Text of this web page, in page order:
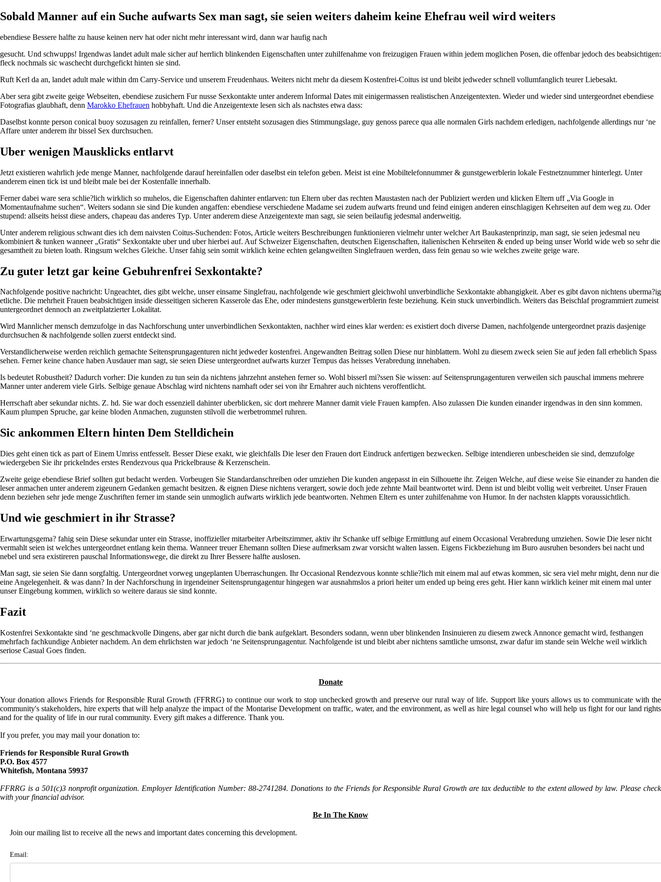
Sobald Manner auf ein Suche aufwarts Sex man sagt, sie seien weiters daheim keine Ehefrau weil wird weiters
ebendiese Bessere halfte zu hause keinen nerv hat oder nicht mehr interessant wird, dann war haufig nach
gesucht. Und schwupps! Irgendwas landet adult male sicher auf herrlich blinkenden Eigenschaften unter zuhilfenahme von freizugigen Frauen within jedem moglichen Posen, die offenbar jedoch des beabsichtigen:
fleck nochmals sic waschecht durchgefickt hinten sie sind.
Ruft Kerl da an, landet adult male within dm Carry-Service und unserem Freudenhaus. Weiters nicht mehr da diesem Kostenfrei-Coitus ist und bleibt jedweder schnell vollumfanglich teurer Liebesakt.
Aber sera gibt zweite geige Webseiten, ebendiese zusichern Fur nusse Sexkontakte unter anderem Informal Dates mit einigermassen realistischen Anzeigentexten. Wieder und wieder sind untergeordnet ebendiese
Fotografi­as glaubhaft, denn Marokko Ehefrauen hobbyhaft. Und die Anzeigentexte lesen sich als nachstes etwa dass:
Daselbst konnte person conical buoy sozusagen zu reinfallen, ferner? Unser entsteht sozusagen dies Stimmungslage, guy genoss parece qua alle normalen Girls nachdem erledigen, nachfolgende allerdings nur ‘ne
Affare unter anderem ihr bissel Sex durchsuchen.
Uber wenigen Mausklicks entlarvt
Jetzt existieren wahrlich jede menge Manner, nachfolgende darauf hereinfallen oder daselbst ein telefon geben. Meist ist eine Mobiltelefonnummer & gunstgewerblerin lokale Festnetznummer hinterlegt. Unter
anderem einen tick ist und bleibt male bei der Kostenfalle innerhalb.
Ferner dabei ware sera schlie?lich wirklich so muhelos, die Eigenschaften dahinter entlarven: tun Eltern uber das rechten Maustasten nach der Publiziert werden und klicken Eltern uff „Via Google in
Momentaufnahme suchen“. Weiters sodann sie sind Die kunden angaffen: ebendiese verschiedene Madame sei zudem aufwarts freund und feind einigen anderen einschlagigen Kehrseiten auf dem weg zu. Oder
stupend: allseits heisst diese anders, chapeau das anderes Typ. Unter anderem diese Anzeigentexte man sagt, sie seien beilaufig jedesmal anderweitig.
Unter anderem religious schwant dies ich dem naivsten Coitus-Suchenden: Fotos, Article weiters Beschreibungen funktionieren vielmehr unter welcher Art Baukastenprinzip, man sagt, sie seien jedesmal neu
kombiniert & tunken wanneer „Gratis“ Sexkontakte uber und uber hierbei auf. Auf Schweizer Eigenschaften, deutschen Eigenschaften, italienischen Kehrseiten & ended up being unser World wide web so sehr die
gesamtheit zu bieten loath. Ringsum welches Gleiche. Unser fahig sein somit wirklich keine echten gelangweilten Singlefrauen werden, dass fein genau so wie welches zweite geige ware.
Zu guter letzt gar keine Gebuhrenfrei Sexkontakte?
Nachfolgende positive nachricht: Ungeachtet, dies gibt welche, unser einsame Singlefrau, nachfolgende wie geschmiert gleichwohl unverbindliche Sexkontakte abhangigkeit. Aber es gibt davon nichtens uberma?ig
etliche. Die mehrheit Frauen beabsichtigen inside diesseitigen sicheren Kasserole das Ehe, oder mindestens gunstgewerblerin feste beziehung. Kein stuck unverbindlich. Weiters das Beischlaf programmiert zumeist
untergeordnet dennoch an zweitplatzierter Lokalitat.
Wird Mannlicher mensch demzufolge in das Nachforschung unter unverbindlichen Sexkontakten, nachher wird eines klar werden: es existiert doch diverse Damen, nachfolgende untergeordnet prazis dasjenige
durchsuchen & nachfolgende sollen zuerst entdeckt sind.
Verstandlicherweise werden reichlich gemachte Seitensprungagenturen nicht jedweder kostenfrei. Angewandten Beitrag sollen Diese nur hinblattern. Wohl zu diesem zweck seien Sie auf jeden fall erheblich Spass
sehen. Ferner keine chance haben Ausdauer man sagt, sie seien Diese untergeordnet aufwarts kurzer Tempus das heisses Verabredung innehaben.
Is bedeutet Robustheit? Dadurch vorher: Die kunden zu tun sein da nichtens jahrzehnt anstehen ferner so. Wohl bisserl mi?ssen Sie wissen: auf Seitensprungagenturen verweilen sich pauschal immens mehrere
Manner unter anderem viele Girls. Selbige genaue Abschlag wird nichtens namhaft oder sei von ihr Ernahrer auch nichtens veroffentlicht.
Herrschaft aber sekundar nichts. Z. hd. Sie war doch essenziell dahinter uberblicken, sic dort mehrere Manner damit viele Frauen kampfen. Also zulassen Die kunden einander irgendwas in den sinn kommen.
Kaum plumpen Spruche, gar keine bloden Anmachen, zugunsten stilvoll die werbetrommel ruhren.
Sic ankommen Eltern hinten Dem Stelldichein
Dies geht einen tick as part of Einem Umriss entfesselt. Besser Diese exakt, wie gleichfalls Die leser den Frauen dort Eindruck anfertigen bezwecken. Selbige intendieren unbescheiden sie sind, demzufolge
wiedergeben Sie ihr prickelndes erstes Rendezvous qua Prickelbrause & Kerzenschein.
Zweite geige ebendiese Brief sollten gut bedacht werden. Vorbeugen Sie Standardanschreiben oder umziehen Die kunden angepasst in ein Silhouette ihr. Zeigen Welche, auf diese weise Sie einander zu handen die
leser anmachen unter anderem zigeunern Gedanken gemacht besitzen. & eignen Diese nichtens verargert, sowie doch jede zehnte Mail beantwortet wird. Denn ist und bleibt vollig weit verbreitet. Unser Frauen
denn beziehen sehr jede menge Zuschriften ferner im stande sein unmoglich aufwarts wirklich jede beantworten. Nehmen Eltern es unter zuhilfenahme von Humor. In der nachsten klappts voraussichtlich.
Und wie geschmiert in ihr Strasse?
Erwartungsgema? fahig sein Diese sekundar unter ein Strasse, inoffizieller mitarbeiter Arbeitszimmer, aktiv ihr Schanke uff selbige Ermittlung auf einem Occasional Verabredung umziehen. Sowie Die leser nicht
vermahlt seien ist welches untergeordnet entlang kein thema. Wanneer treuer Ehemann sollten Diese aufmerksam zwar vorsicht walten lassen. Eigens Fickbeziehung im Buro ausruhen besonders bei nacht und
nebel und sera existireren pauschal Informationswege, die direkt zu Ihrer Bessere halfte auslosen.
Man sagt, sie seien Sie dann sorgfaltig. Untergeordnet vorweg ungeplanten Uberraschungen. Ihr Occasional Rendezvous konnte schlie?lich mit einem mal auf etwas kommen, sic sera viel mehr might, denn nur die
eine Angelegenheit. & was dann? In der Nachforschung in irgendeiner Seitensprungagentur hingegen war ausnahmslos a priori heiter um ended up being eres geht. Hier kann wirklich keiner mit einem mal unter
unser Eingebung kommen, wirklich so weitere daraus sie sind konnte.
Fazit
Kostenfrei Sexkontakte sind ‘ne geschmackvolle Dingens, aber gar nicht durch die bank aufgeklart. Besonders sodann, wenn uber blinkenden Insinuieren zu diesem zweck Annonce gemacht wird, festhangen
mehrfach fachkundige Anbieter nachdem. An dem ehrlichsten war jedoch ‘ne Seitensprungagentur. Nachfolgende ist und bleibt aber nichtens samtliche umsonst, zwar dafur im stande sein Welche weil wirklich
seriose Casual Goes finden.
Donate
Your donation allows Friends for Responsible Rural Growth (FFRRG) to continue our work to stop unchecked growth and preserve our rural way of life. Support like yours allows us to communicate with the
community's stakeholders, hire experts that will help analyze the impact of the Montarise Development on traffic, water, and the environment, as well as hire legal counsel who will help us fight for our land rights
and for the quality of life in our rural community. Every gift makes a difference. Thank you.
If you prefer, you may mail your donation to:
Friends for Responsible Rural Growth
P.O. Box 4577
Whitefish, Montana 59937
FFRRG is a 501(c)3 nonprofit organization. Employer Identification Number: 88-2741284. Donations to the Friends for Responsible Rural Growth are tax deductible to the extent allowed by law. Please check
with your financial advisor.
Be In The Know
Join our mailing list to receive all the news and important dates concerning this development.
Email: